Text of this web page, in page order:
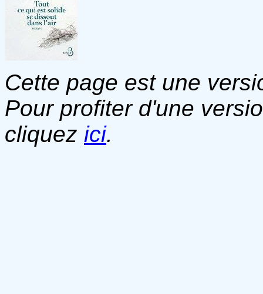
Cette page est une
Pour profiter d'une
cliquez ici.